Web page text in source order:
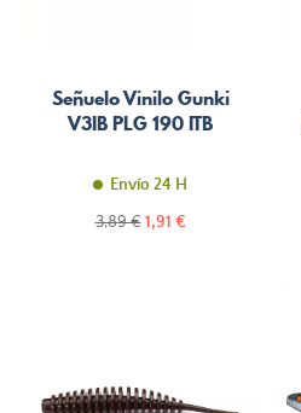
Señuelo Vinilo Gunki
V3IB PLG 190 ITB
Envío 24 H
Precio
3,89 € Precio
1,91 €